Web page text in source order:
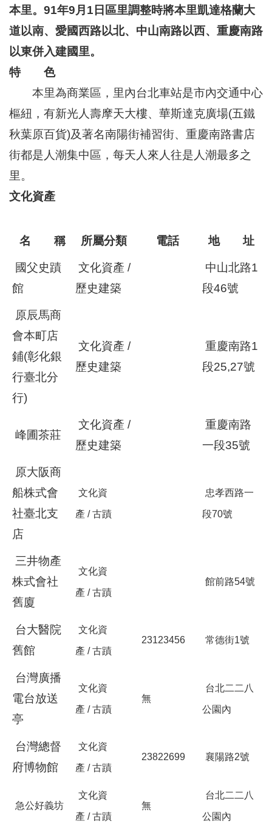
市
區
里
界
說
臺
市
鄰
長
冊
本里。91年9月1日區里調整時將本里凱達格蘭大
道以南、愛國西路以北、中山南路以西、重慶南路
以東併入建國里。
特 色
本里為商業區，里內台北車站是市內交通中心
樞紐，有新光人壽摩天大樓、華斯達克廣場(五鐵
秋葉原百貨)及著名南陽街補習街、重慶南路書店
街都是人潮集中區，每天人來人往是人潮最多之
里。
文化資產
名 稱 所屬分類 電話 地 址
國父史蹟
館
文化資產 /
歷史建築
中山北路1
段46號
原辰馬商
會本町店
鋪(彰化銀
行臺北分
行)
文化資產 /
歷史建築
重慶南路1
段25,27號
峰圃茶莊
文化資產 /
歷史建築
重慶南路
一段35號
原大阪商
船株式會
社臺北支
店
文化資
產 /古蹟
忠孝西路一
段70號
三井物產
株式會社
舊廈
文化資
產 /古蹟
館前路54號
台大醫院
舊館
文化資
產 /古蹟
23123456 常德街1號
台灣廣播
電台放送
亭
文化資
產 /古蹟
無
台北二二八
公園內
台灣總督
府博物館
文化資
產 /古蹟
23822699 襄陽路2號
急公好義坊
文化資
產 /古蹟
無
台北二二八
公園內